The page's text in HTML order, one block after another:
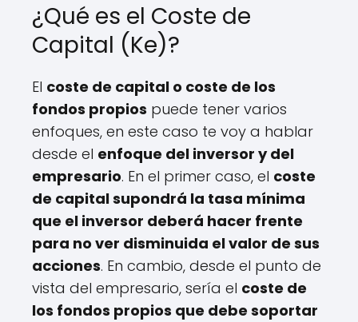
¿Qué es el Coste de
Capital (Ke)?
El coste de capital o coste de los
fondos propios puede tener varios
enfoques, en este caso te voy a hablar
desde el enfoque del inversor y del
empresario. En el primer caso, el coste
de capital supondrá la tasa mínima
que el inversor deberá hacer frente
para no ver disminuida el valor de sus
acciones. En cambio, desde el punto de
vista del empresario, sería el coste de
los fondos propios que debe soportar